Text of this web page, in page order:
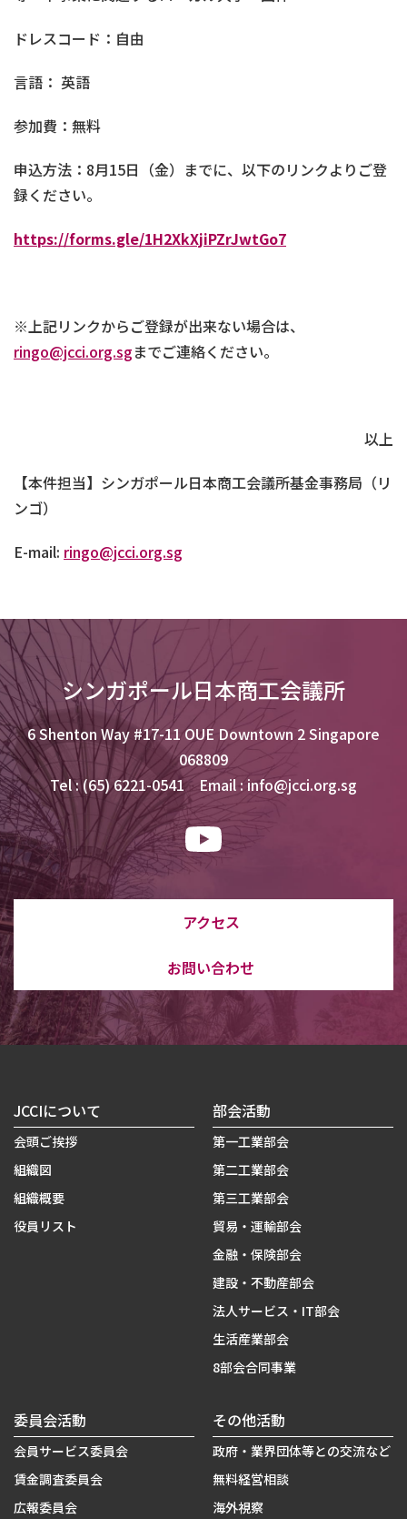
ドレスコード：自由
言語： 英語
参加費：無料
申込方法：8月15日（金）までに、以下のリンクよりご登
録ください。
https://forms.gle/1H2XkXjiPZrJwtGo7
※上記リンクからご登録が出来ない場合は、
ringo@jcci.org.sgまでご連絡ください。
以上
【本件担当】シンガポール日本商工会議所基金事務局（リ
ンゴ）
E-mail: ringo@jcci.org.sg
シンガポール日本商工会議所
6 Shenton Way #17-11 OUE Downtown 2 Singapore
068809
Tel : (65) 6221-0541 Email : info@jcci.org.sg
アクセス
お問い合わせ
JCCIについて
会頭ご挨拶
組織図
組織概要
役員リスト
部会活動
第一工業部会
第二工業部会
第三工業部会
貿易・運輸部会
金融・保険部会
建設・不動産部会
法人サービス・IT部会
生活産業部会
8部会合同事業
委員会活動
会員サービス委員会
賃金調査委員会
広報委員会
その他活動
政府・業界団体等との交流など
無料経営相談
海外視察